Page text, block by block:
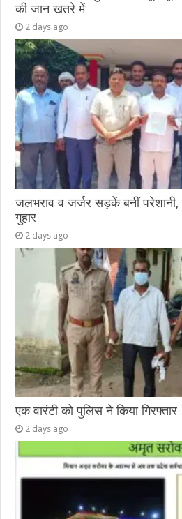
की जान खतरे में
2 days ago
जलभराव व जर्जर सड़कें बनीं परेशानी,
गुहार
2 days ago
एक वारंटी को पुलिस ने किया गिरफ्तार
2 days ago